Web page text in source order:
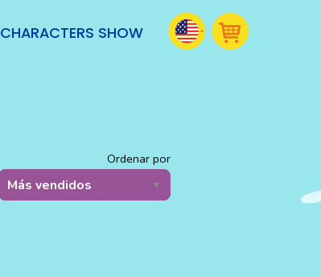
CHARACTERS SHOW
Ordenar por